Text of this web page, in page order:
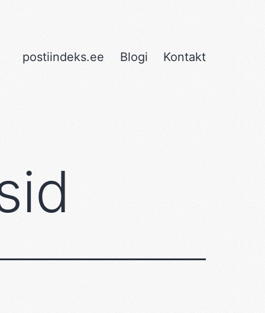
postiindeks.ee Blogi Kontakt